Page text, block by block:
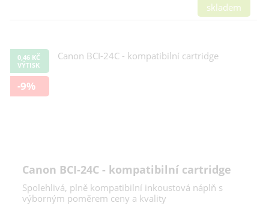
skladem
0,46 KČ
VÝTISK
-9%
Canon BCI-24C - kompatibilní cartridge
Spolehlivá, plně kompatibilní inkoustová náplň s
výborným poměrem ceny a kvality